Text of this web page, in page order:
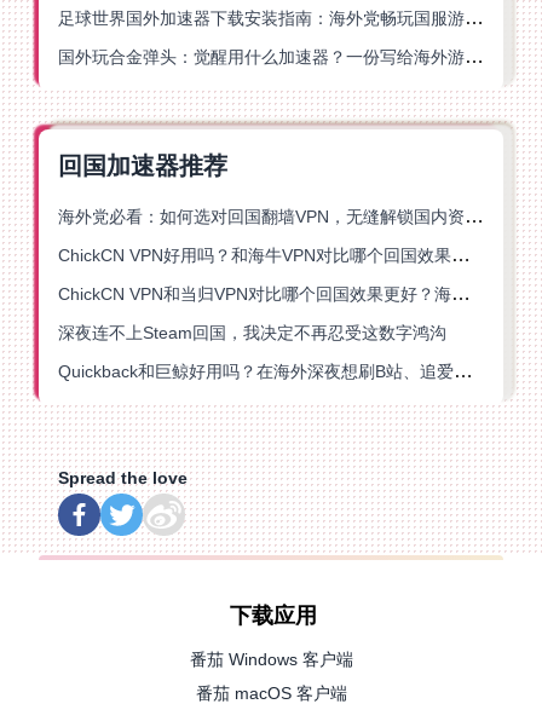
足球世界国外加速器下载安装指南：海外党畅玩国服游戏的终极解决方案
国外玩合金弹头：觉醒用什么加速器？一份写给海外游子的畅玩指南
回国加速器推荐
海外党必看：如何选对回国翻墙VPN，无缝解锁国内资源？
ChickCN VPN好用吗？和海牛VPN对比哪个回国效果更好？
ChickCN VPN和当归VPN对比哪个回国效果更好？海外党亲测后选了它
深夜连不上Steam回国，我决定不再忍受这数字鸿沟
Quickback和巨鲸好用吗？在海外深夜想刷B站、追爱奇艺的你，或许正需要这份答案
Spread the love
下载应用
番茄 Windows 客户端
番茄 macOS 客户端